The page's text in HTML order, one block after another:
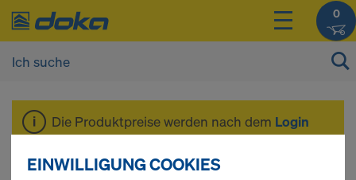
0
Die Produktpreise werden nach dem Login
angezeigt.
EINWILLIGUNG COOKIES